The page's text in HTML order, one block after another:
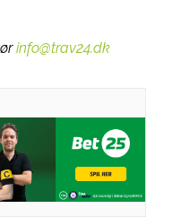
info@trav24.dk